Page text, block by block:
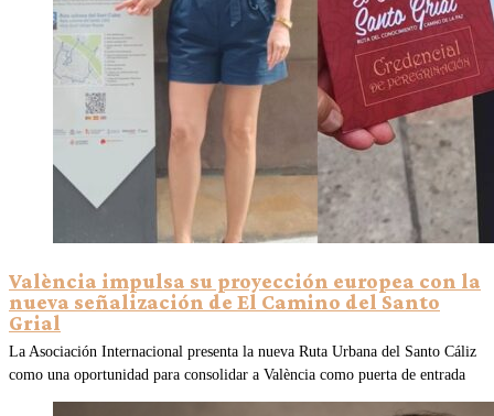
València impulsa su proyección europea con la
nueva señalización de El Camino del Santo
Grial
La Asociación Internacional presenta la nueva Ruta Urbana del Santo Cáliz
como una oportunidad para consolidar a València como puerta de entrada